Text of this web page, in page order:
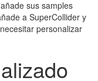
sus samples
a SuperCollider y
personalizar